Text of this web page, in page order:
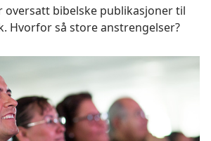
oversatt bibelske publikasjoner til
Hvorfor så store anstrengelser?